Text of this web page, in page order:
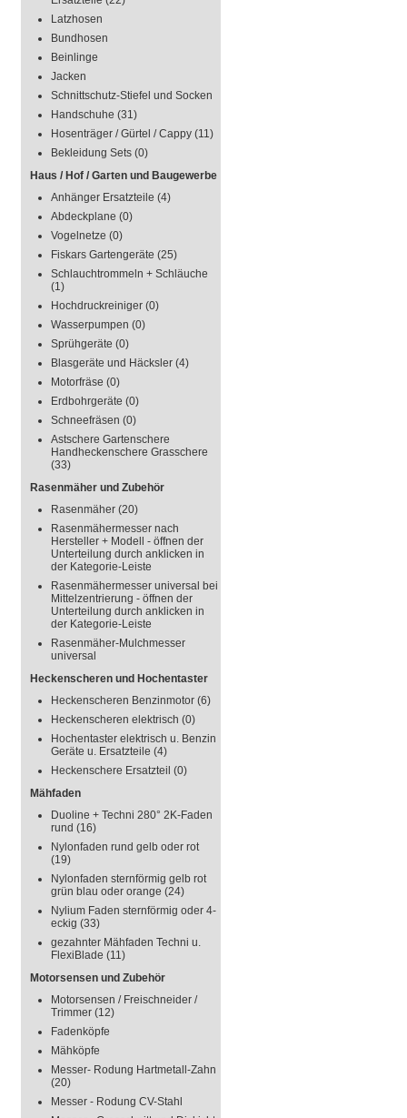
Latzhosen
Bundhosen
Beinlinge
Jacken
Schnittschutz-Stiefel und Socken
Handschuhe (31)
Hosenträger / Gürtel / Cappy (11)
Bekleidung Sets (0)
Haus / Hof / Garten und Baugewerbe
Anhänger Ersatzteile (4)
Abdeckplane (0)
Vogelnetze (0)
Fiskars Gartengeräte (25)
Schlauchtrommeln + Schläuche
(1)
Hochdruckreiniger (0)
Wasserpumpen (0)
Sprühgeräte (0)
Blasgeräte und Häcksler (4)
Motorfräse (0)
Erdbohrgeräte (0)
Schneefräsen (0)
Astschere Gartenschere
Handheckenschere Grasschere
(33)
Rasenmäher und Zubehör
Rasenmäher (20)
Rasenmähermesser nach
Hersteller + Modell - öffnen der
Unterteilung durch anklicken in
der Kategorie-Leiste
Rasenmähermesser universal bei
Mittelzentrierung - öffnen der
Unterteilung durch anklicken in
der Kategorie-Leiste
Rasenmäher-Mulchmesser
universal
Heckenscheren und Hochentaster
Heckenscheren Benzinmotor (6)
Heckenscheren elektrisch (0)
Hochentaster elektrisch u. Benzin
Geräte u. Ersatzteile (4)
Heckenschere Ersatzteil (0)
Mähfaden
Duoline + Techni 280° 2K-Faden
rund (16)
Nylonfaden rund gelb oder rot
(19)
Nylonfaden sternförmig gelb rot
grün blau oder orange (24)
Nylium Faden sternförmig oder 4-
eckig (33)
gezahnter Mähfaden Techni u.
FlexiBlade (11)
Motorsensen und Zubehör
Motorsensen / Freischneider /
Trimmer (12)
Fadenköpfe
Mähköpfe
Messer- Rodung Hartmetall-Zahn
(20)
Messer - Rodung CV-Stahl